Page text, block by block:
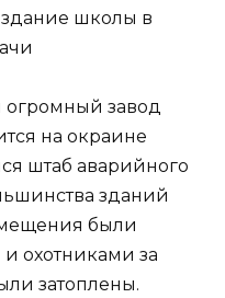
школы в
огромный завод
на окраине
штаб аварийного
зданий
были
охотниками за
затоплены.